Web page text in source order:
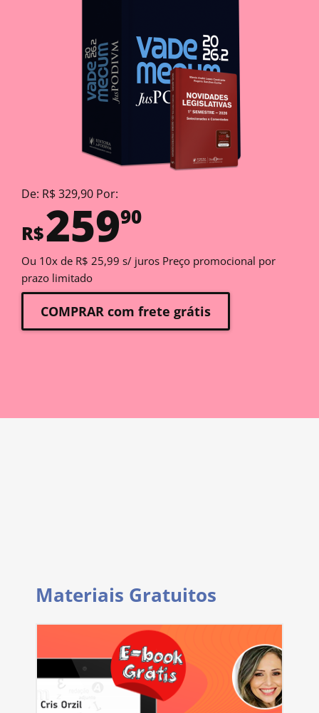
De: R$ 329,90 Por:
R$25990
Ou 10x de R$ 25,99 s/ juros Preço promocional por
prazo limitado
COMPRAR com frete grátis
Materiais Gratuitos